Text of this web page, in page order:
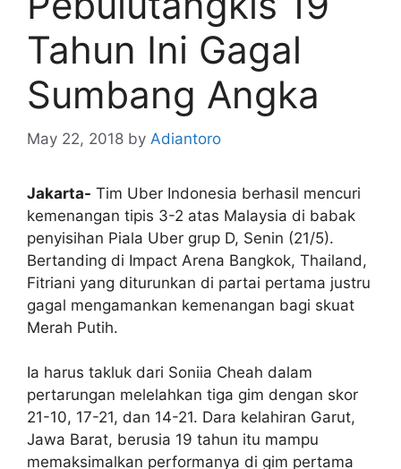
Tahun Ini Gagal
Sumbang Angka
May 22, 2018 by Adiantoro
Jakarta- Tim Uber Indonesia berhasil mencuri
kemenangan tipis 3-2 atas Malaysia di babak
penyisihan Piala Uber grup D, Senin (21/5).
Bertanding di Impact Arena Bangkok, Thailand,
Fitriani yang diturunkan di partai pertama justru
gagal mengamankan kemenangan bagi skuat
Merah Putih.
Ia harus takluk dari Soniia Cheah dalam
pertarungan melelahkan tiga gim dengan skor
21-10, 17-21, dan 14-21. Dara kelahiran Garut,
Jawa Barat, berusia 19 tahun itu mampu
memaksimalkan performanya di gim pertama